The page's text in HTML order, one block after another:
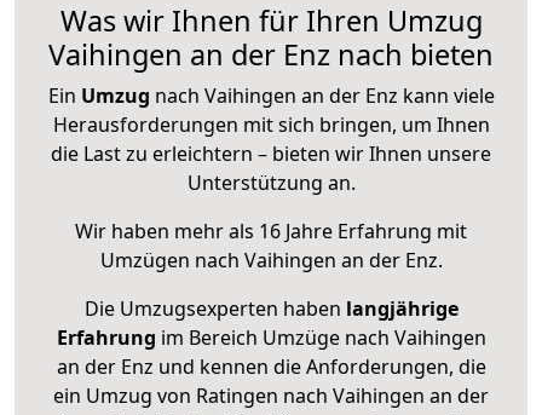
Was wir Ihnen für Ihren Umzug
Vaihingen an der Enz nach bieten
Ein Umzug nach Vaihingen an der Enz kann viele
Herausforderungen mit sich bringen, um Ihnen
die Last zu erleichtern – bieten wir Ihnen unsere
Unterstützung an.
Wir haben mehr als 16 Jahre Erfahrung mit
Umzügen nach Vaihingen an der Enz.
Die Umzugsexperten haben langjährige
Erfahrung im Bereich Umzüge nach Vaihingen
an der Enz und kennen die Anforderungen, die
ein Umzug von Ratingen nach Vaihingen an der